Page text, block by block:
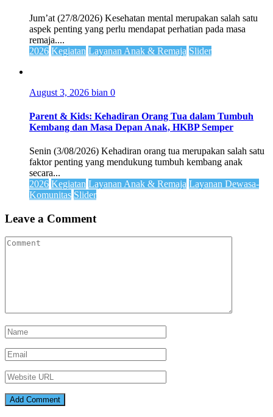
Jum’at (27/8/2026) Kesehatan mental merupakan salah satu
aspek penting yang perlu mendapat perhatian pada masa
remaja....
2026 Kegiatan Layanan Anak & Remaja Slider
August 3, 2026 bian 0
Parent & Kids: Kehadiran Orang Tua dalam Tumbuh
Kembang dan Masa Depan Anak, HKBP Semper
Senin (3/08/2026) Kehadiran orang tua merupakan salah satu
faktor penting yang mendukung tumbuh kembang anak
secara...
2026 Kegiatan Layanan Anak & Remaja Layanan Dewasa-
Komunitas Slider
Leave a Comment